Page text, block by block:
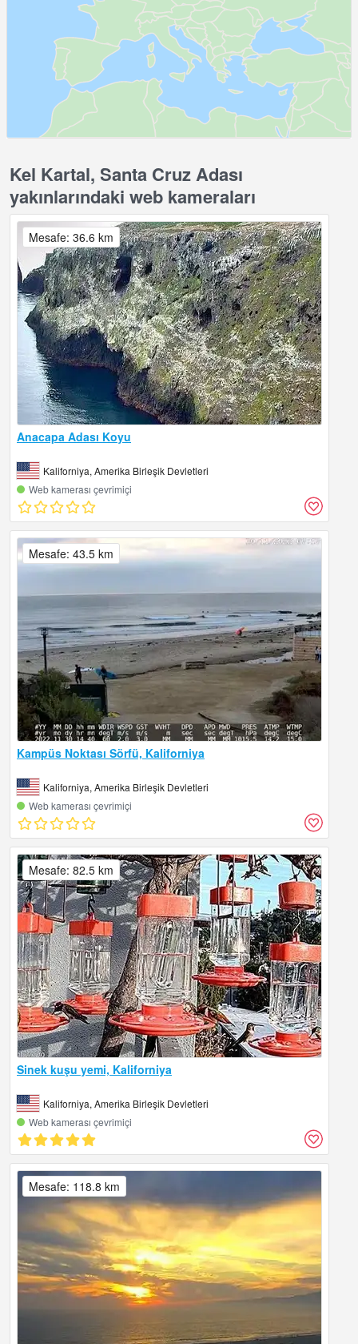
Kel Kartal, Santa Cruz Adası
yakınlarındaki web kameraları
Anacapa Adası Koyu
Kaliforniya, Amerika Birleşik Devletleri
Web kamerası çevrimiçi
Mesafe: 36.6 km
Kampüs Noktası Sörfü, Kaliforniya
Kaliforniya, Amerika Birleşik Devletleri
Web kamerası çevrimiçi
Mesafe: 43.5 km
Sinek kuşu yemi, Kaliforniya
Kaliforniya, Amerika Birleşik Devletleri
Web kamerası çevrimiçi
Mesafe: 82.5 km
Mesafe: 118.8 km